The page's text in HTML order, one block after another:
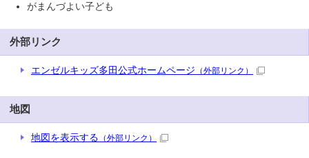
がまんづよい子ども
外部リンク
エンゼルキッズ多田公式ホームページ （外部リンク）
地図
地図を表示する （外部リンク）